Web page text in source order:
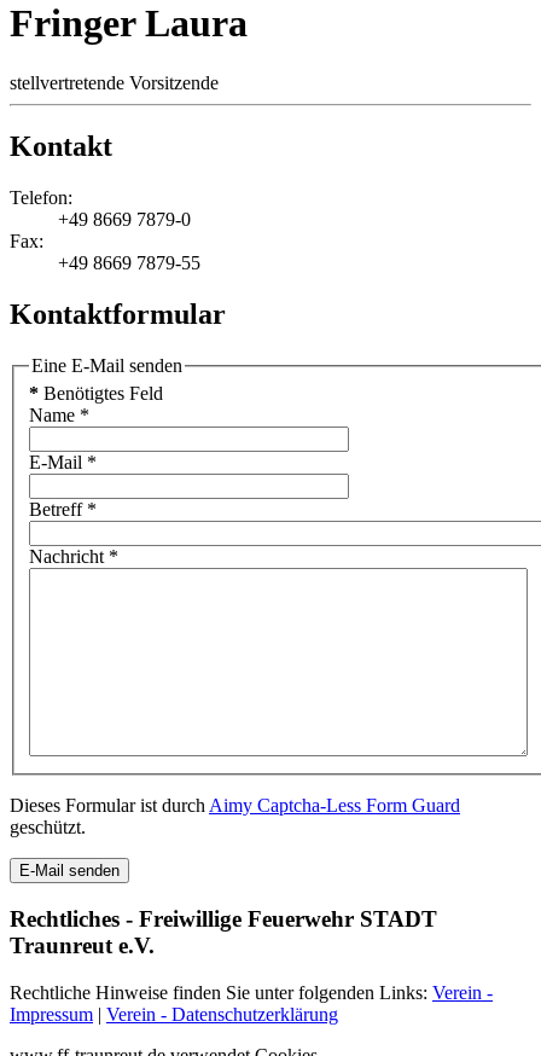
Fringer Laura
stellvertretende Vorsitzende
Kontakt
Telefon:
+49 8669 7879-0
Fax:
+49 8669 7879-55
Kontaktformular
Eine E-Mail senden
* Benötigtes Feld
Name *
E-Mail *
Betreff*
Nachricht *
Dieses Formular ist durch Aimy Captcha-Less Form Guard
geschützt.
E-Mail senden
Rechtliches - Freiwillige Feuerwehr STADT
Traunreut e.V.
Rechtliche Hinweise finden Sie unter folgenden Links: Verein -
Impressum | Verein - Datenschutzerklärung